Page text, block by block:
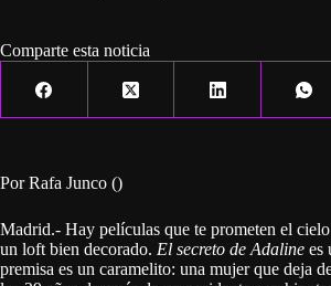
Comparte esta noticia
Por Rafa Junco ()
Madrid.- Hay películas que te prometen el
un loft bien decorado. El secreto de Adaline es
premisa es un caramelito: una mujer que deja